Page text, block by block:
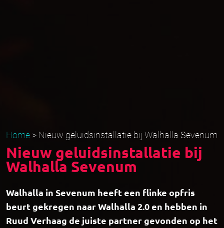
Home > Nieuw geluidsinstallatie bij Walhalla Sevenum
Nieuw geluidsinstallatie bij
Walhalla Sevenum
Walhalla in Sevenum heeft een flinke opfris
beurt gekregen naar Walhalla 2.0 en hebben in
Ruud Verhaag de juiste partner gevonden op het